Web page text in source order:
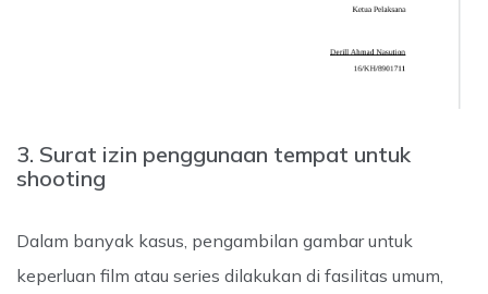
3. Surat izin penggunaan tempat untuk
shooting
Dalam banyak kasus, pengambilan gambar untuk
keperluan film atau series dilakukan di fasilitas umum,